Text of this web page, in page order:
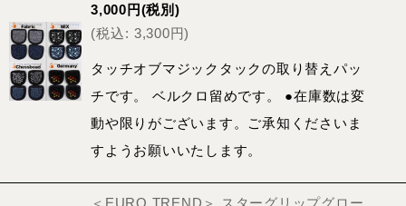
3,000 円(税別)
(税込: 3,300円)
タッチオブマジックタックの取り替えパッ
チです。 ベルクロ留めです。 ●在庫数は変
動や限りがございます。ご承知くださいま
すようお願いいたします。
＜EURO TREND＞ スターグリップグロー